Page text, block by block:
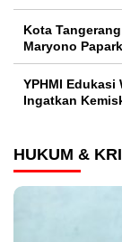
Kota
Maryono
YPHMI Edukasi
Ingatkan
HUKUM &